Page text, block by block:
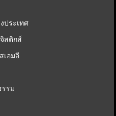
ประเทศ
สติกส์
เอมอี
รรม